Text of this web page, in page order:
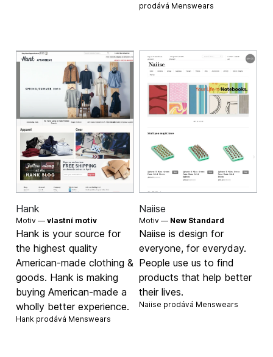
prodává Menswears
Hank
Motiv —vlastní motiv
Hank is your source for
the highest quality
American-made clothing &
goods. Hank is making
buying American-made a
wholly better experience.
Hank prodává Menswears
Naiise
Motiv — New Standard
Naiise is design for
everyone, for everyday.
People use us to find
products that help better
their lives.
Naiise prodává Menswears